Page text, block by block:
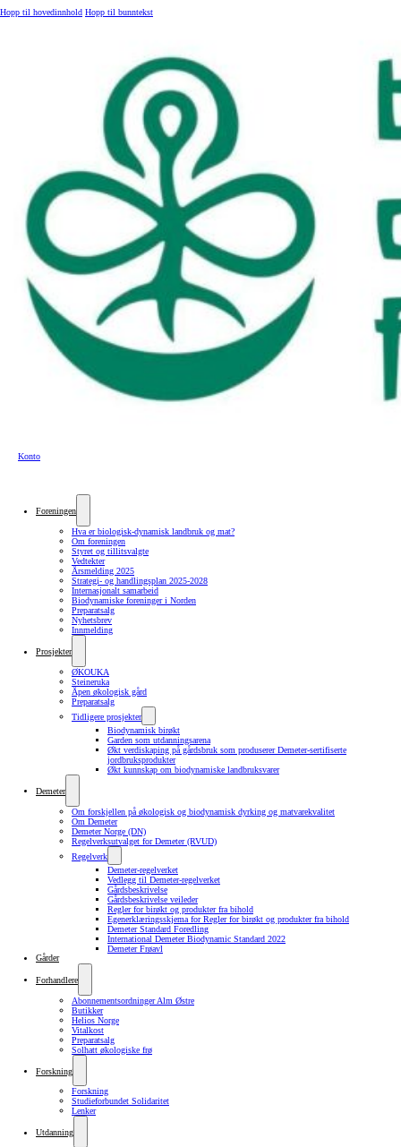
Hopp til hovedinnhold Hopp til bunntekst
Konto
Foreningen
Hva er biologisk-dynamisk landbruk og mat?
Om foreningen
Styret og tillitsvalgte
Vedtekter
Årsmelding 2025
Strategi- og handlingsplan 2025-2028
Internasjonalt samarbeid
Biodynamiske foreninger i Norden
Preparatsalg
Nyhetsbrev
Innmelding
Prosjekter
ØKOUKA
Steineruka
Åpen økologisk gård
Preparatsalg
Tidligere prosjekter
Biodynamisk birøkt
Garden som utdanningsarena
Økt verdiskaping på gårdsbruk som produserer Demeter-sertifiserte
jordbruksprodukter
Økt kunnskap om biodynamiske landbruksvarer
Demeter
Om forskjellen på økologisk og biodynamisk dyrking og matvarekvalitet
Om Demeter
Demeter Norge (DN)
Regelverksutvalget for Demeter (RVUD)
Regelverk
Demeter-regelverket
Vedlegg til Demeter-regelverket
Gårdsbeskrivelse
Gårdsbeskrivelse veileder
Regler for birøkt og produkter fra bihold
Egenerklæringsskjema for Regler for birøkt og produkter fra bihold
Demeter Standard Foredling
International Demeter Biodynamic Standard 2022
Demeter Frøavl
Gårder
Forhandlere
Abonnementsordninger Alm Østre
Butikker
Helios Norge
Vitalkost
Preparatsalg
Solhatt økologiske frø
Forskning
Forskning
Studieforbundet Solidaritet
Lenker
Utdanning